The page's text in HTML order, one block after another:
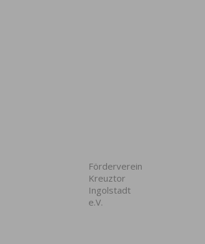
Förderverein
Kreuztor
Ingolstadt
e.V.